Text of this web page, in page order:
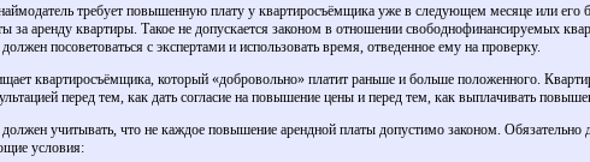
требует повышенную плату у квартиросъёмщика уже в следующем месяце или его
за аренду квартиры. Такое не допускается законом в отношении свободнофинансируемых
посоветоваться с экспертами и использовать время, отведенное ему на проверку.
квартиросъёмщика, который «добровольно» платит раньше и больше положенного.
перед тем, как дать согласие на повышение цены и перед тем, как выплачивать
учитывать, что не каждое повышение арендной платы допустимо законом.
условия: